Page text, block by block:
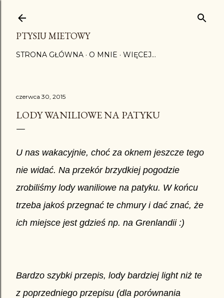
PTYSIU MIETOWY
STRONA GŁÓWNA O MNIE WIĘCEJ…
czerwca 30, 2015
LODY WANILIOWE NA PATYKU
U nas wakacyjnie, choć za oknem jeszcze tego
nie widać. Na przekór brzydkiej pogodzie
zrobiliśmy lody waniliowe na patyku. W końcu
trzeba jakoś przegnać te chmury i dać znać, że
ich miejsce jest gdzieś np. na Grenlandii :)
Bardzo szybki przepis, lody bardziej light niż te
z poprzedniego przepisu (dla porównania